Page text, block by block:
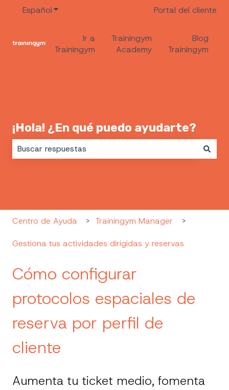
EspañolTraducciones de Mostrar submenú de
Portal del cliente
Ir a
Trainingym
Trainingym
Academy
Blog
Trainingym
¡Hola! ¿En qué puedo ayudarte?
Centro de Ayuda Trainingym Manager
Gestiona tus actividades dirigidas y reservas
Cómo configurar
protocolos espaciales de
reserva por perfil de
cliente
Aumenta tu ticket medio, fomenta